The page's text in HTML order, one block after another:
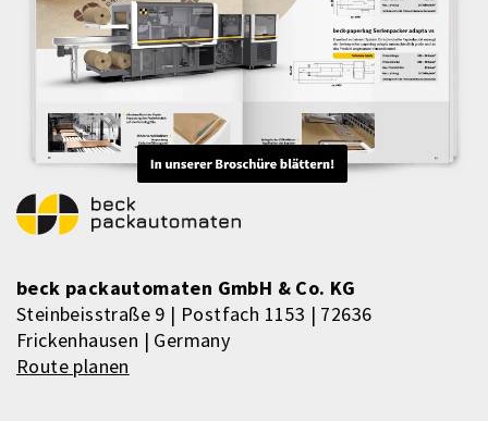
beck packautomaten GmbH & Co. KG
Steinbeisstraße 9 | Postfach 1153 | 72636
Frickenhausen | Germany
Route planen